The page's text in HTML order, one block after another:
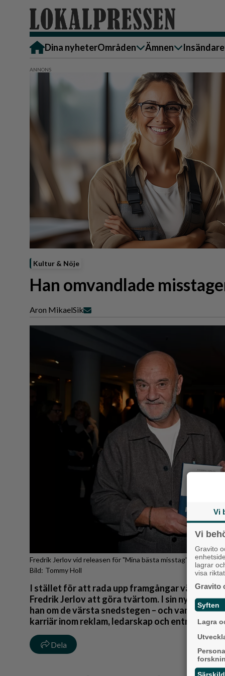
Dina nyheterOmråden
Alingsås
Härryda
Lerum
Partille
Göteborg
Backa/Kärra
Hisingen
Sydväst
Ämnen
Bostad
Ekonomi
Krönika
Kultur & Nöje
Familj
Nyheter
Näringsliv
Omsorg
Politik
Reportage
Sport
Insändare
Skicka
Härryda
Lerum
Göteborg
Backa/
Hisingen
Sydväst
Kultur & Nöje
Han omvandlade
Aron MikaelSik
Fredrik Jerlov vid releasen för "Mina bästa misstag" på At Park
Tommy Holl
I stället för att rada upp framgångar väljer
Fredrik Jerlov att göra tvärtom. I sin nya bok
han om de värsta snedstegen – och varför just
karriär inom reklam, ledarskap och
Dela
Vi
Vi
Gravito
lagrar
visa
Gravito
Syften
Lagra